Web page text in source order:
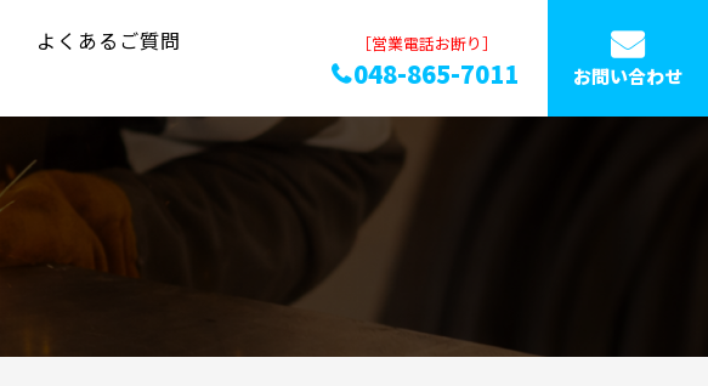
よくあるご質問
［営業電話お断り］
048-865-7011 お問い合わせ